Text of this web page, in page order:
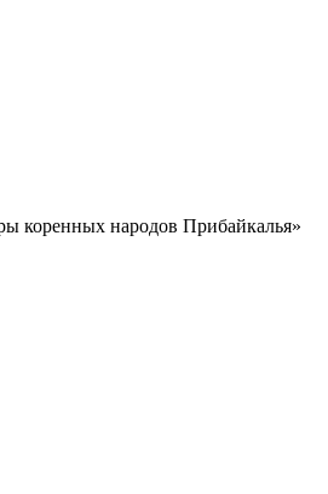
коренных народов Прибайкалья»